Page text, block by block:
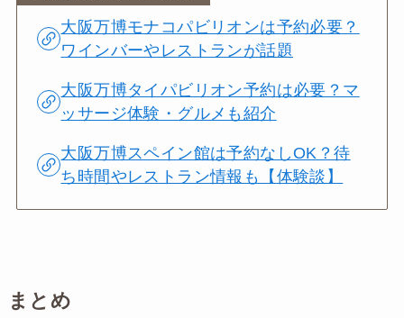
大阪万博モナコパビリオンは予約必要？
ワインバーやレストランが話題
大阪万博タイパビリオン予約は必要？マ
ッサージ体験・グルメも紹介
大阪万博スペイン館は予約なしOK？待
ち時間やレストラン情報も【体験談】
まとめ